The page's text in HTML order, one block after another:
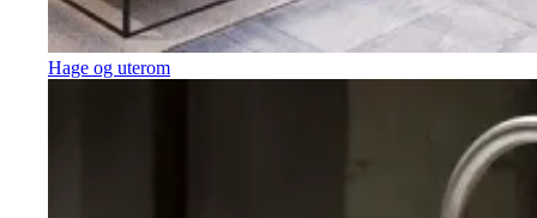
Hage og uterom